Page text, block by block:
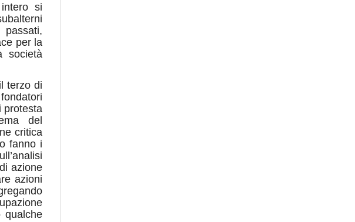
si
passati,
per la
società
terzo di
protesta
del
critica
fanno i
azione
azioni
qualche